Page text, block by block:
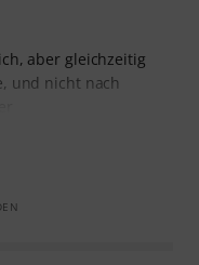
aber gleichzeitig
und nicht nach